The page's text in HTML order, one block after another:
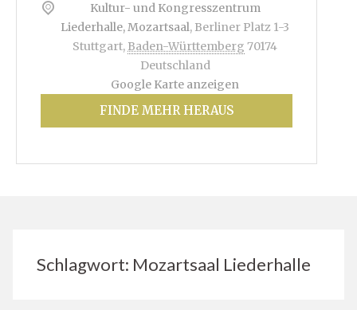
Kultur- und Kongresszentrum
Liederhalle, Mozartsaal, Berliner Platz 1-3
Stuttgart, Baden-Württemberg 70174
Deutschland
Google Karte anzeigen
FINDE MEHR HERAUS
Schlagwort: Mozartsaal Liederhalle